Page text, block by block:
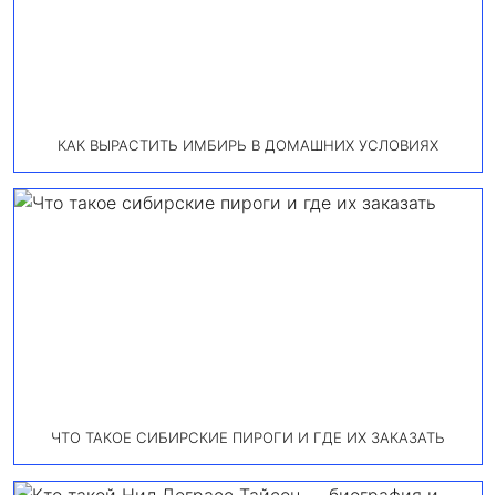
КАК ВЫРАСТИТЬ ИМБИРЬ В ДОМАШНИХ УСЛОВИЯХ
ЧТО ТАКОЕ СИБИРСКИЕ ПИРОГИ И ГДЕ ИХ ЗАКАЗАТЬ